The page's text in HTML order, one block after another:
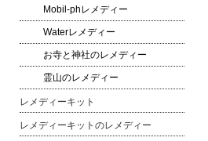
Mobil-phレメディー
Waterレメディー
お寺と神社のレメディー
霊山のレメディー
レメディーキット
レメディーキットのレメディー